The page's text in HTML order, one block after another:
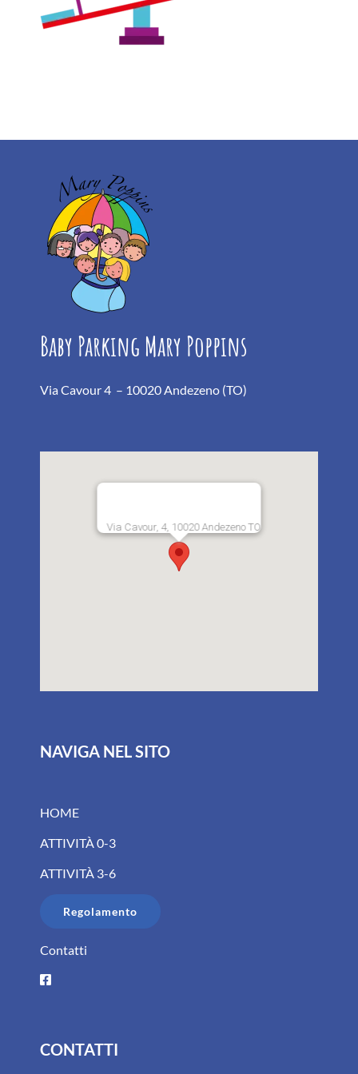
Baby Parking Mary Poppins
Via Cavour 4 – 10020 Andezeno (TO)
Via Cavour, 4, 10020 Andezeno TO
NAVIGA NEL SITO
HOME
ATTIVITÀ 0-3
ATTIVITÀ 3-6
Regolamento
Contatti
CONTATTI